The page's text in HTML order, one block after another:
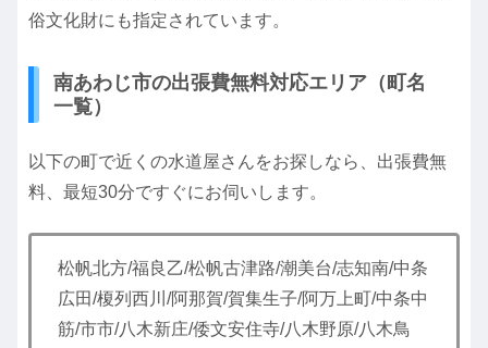
俗文化財にも指定されています。
南あわじ市の出張費無料対応エリア（町名
一覧）
以下の町で近くの水道屋さんをお探しなら、出張費無
料、最短30分ですぐにお伺いします。
松帆北方/福良乙/松帆古津路/潮美台/志知南/中条
広田/榎列西川/阿那賀/賀集生子/阿万上町/中条中
筋/市市/八木新庄/倭文安住寺/八木野原/八木鳥